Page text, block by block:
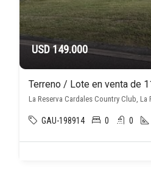
USD 149.000
La Reserva Cardales Country Club, La
GAU-198914 0 0